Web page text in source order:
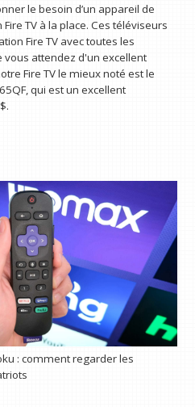
le besoin d’un appareil de
TV à la place. Ces téléviseurs
Fire TV avec toutes les
attendez d'un excellent
Fire TV le mieux noté est le
qui est un excellent
: comment regarder les